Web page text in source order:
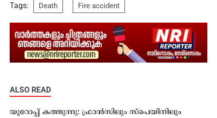
Tags: Death Fire accident
ALSO READ
യൂറോപ്പ് കത്തുന്നു: ഫ്രാൻസിലും സ്പെയിനിലും